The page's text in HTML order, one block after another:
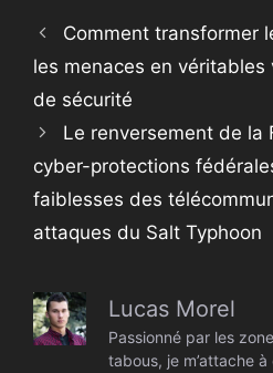
Comment transformer
les menaces en
de sécurité
Le renversement de la
cyber-protections
faiblesses des
attaques du Salt Typhoon
Lucas Morel
Passionné par les
tabous, je m’attache